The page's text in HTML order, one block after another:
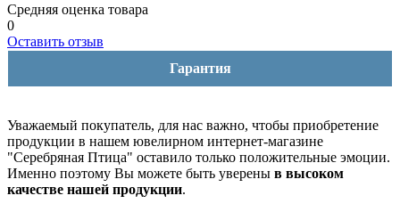
Средняя оценка товара
0
Оставить отзыв
Гарантия
Уважаемый покупатель, для нас важно, чтобы приобретение
продукции в нашем ювелирном интернет-магазине
"Серебряная Птица" оставило только положительные эмоции.
Именно поэтому Вы можете быть уверены в высоком
качестве нашей продукции.